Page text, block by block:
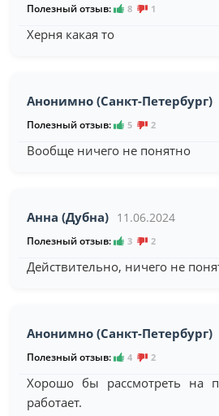
Полезный отзыв: 8 1
Херня какая то
Анонимно (Санкт-Петербург)
Полезный отзыв: 5 2
Вообще ничего не понятно
Анна (Дубна) 11.06.2024
Полезный отзыв: 3 2
Действительно, ничего не
Анонимно (Санкт-Петербург)
Полезный отзыв: 4 2
Хорошо бы рассмотреть на
работает.